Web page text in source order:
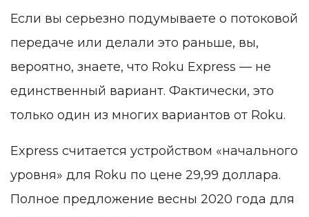
Если вы серьезно подумываете о потоковой
передаче или делали это раньше, вы,
вероятно, знаете, что Roku Express — не
единственный вариант. Фактически, это
только один из многих вариантов от Roku.
Express считается устройством «начального
уровня» для Roku по цене 29,99 доллара.
Полное предложение весны 2020 года для